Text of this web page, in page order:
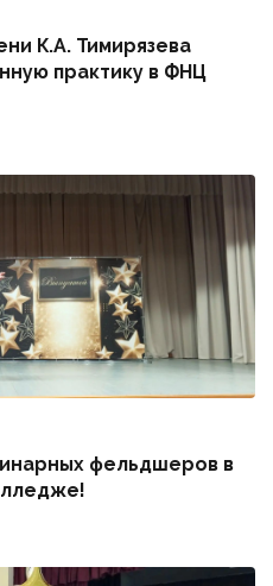
К.А. Тимирязева
практику в ФНЦ
фельдшеров в